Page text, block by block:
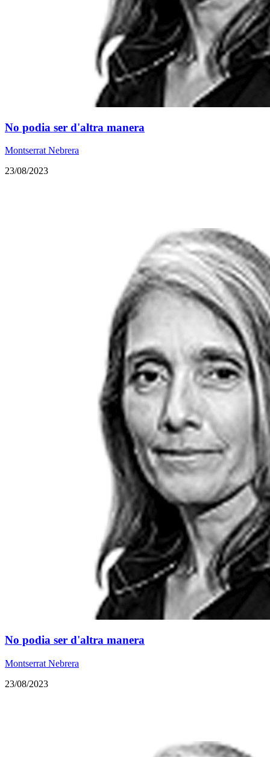
No podia ser d'altra manera
Montserrat Nebrera
23/08/2023
No podia ser d'altra manera
Montserrat Nebrera
23/08/2023